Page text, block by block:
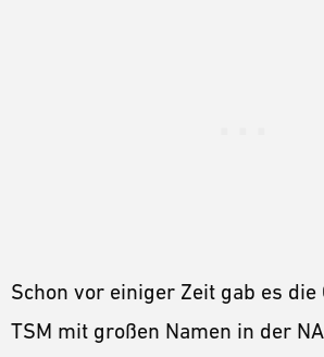
Schon vor einiger Zeit gab es die
TSM mit großen Namen in der